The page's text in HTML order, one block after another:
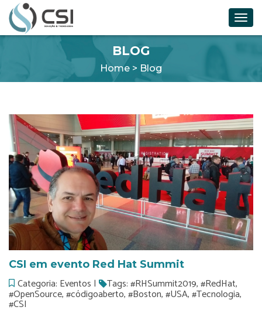
BLOG
Home > Blog
CSI em evento Red Hat Summit
Categoria: Eventos | Tags: #RHSummit2019, #RedHat,
#OpenSource, #códigoaberto, #Boston, #USA, #Tecnologia,
#CSI